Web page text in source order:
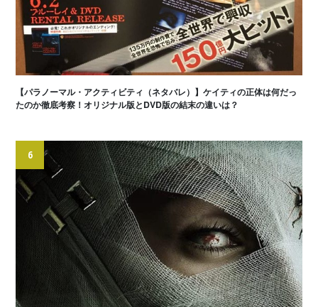
【パラノーマル・アクティビティ（ネタバレ）】ケイティの正体は何だっ
たのか徹底考察！オリジナル版とDVD版の結末の違いは？
6